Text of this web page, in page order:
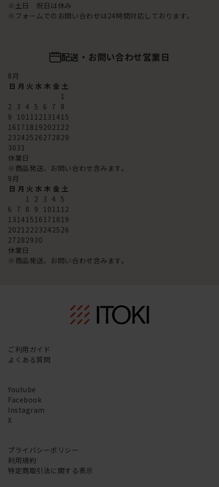
※土日 祝日は休み
※フォームでのお問い合わせは24時間対応しております。
配送・お問い合わせ営業日
8月
日 月 火 水 木 金 土
1
2 3 4 5 6 7 8
9 101112131415
16171819202122
23242526272829
3031
休業日
※商品発送、お問い合わせ含みます。
9月
日 月 火 水 木 金 土
1 2 3 4 5
6 7 8 9 101112
13141516171819
20212223242526
27282930
休業日
※商品発送、お問い合わせ含みます。
ご利用ガイド
よくある質問
Youtube
Facebook
Instagram
X
プライバシーポリシー
利用規約
特定商取引法に関する表示